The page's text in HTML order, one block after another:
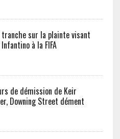
tranche sur la plainte visant
à la FIFA
de démission de Keir
Downing Street dément